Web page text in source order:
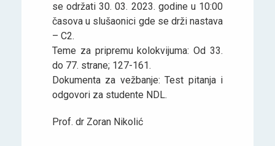
se održati 30. 03. 2023. godine u 10:00
časova u slušaonici gde se drži nastava
– C2.
Teme za pripremu kolokvijuma: Od 33.
do 77. strane; 127-161.
Dokumenta za vežbanje: Test pitanja i
odgovori za studente NDL.
Prof. dr Zoran Nikolić